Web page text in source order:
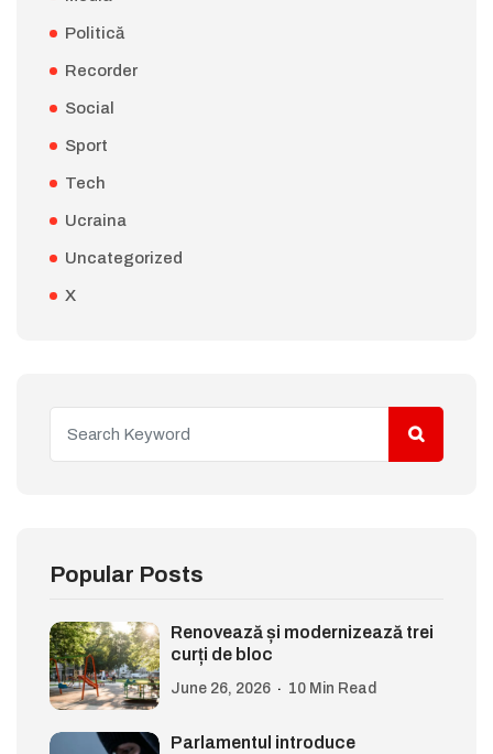
Politică
Recorder
Social
Sport
Tech
Ucraina
Uncategorized
X
Popular Posts
Renovează și modernizează trei
curți de bloc
June 26, 2026 10 Min Read
Parlamentul introduce